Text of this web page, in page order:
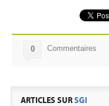
0 Commentaires
ARTICLES SURSGI